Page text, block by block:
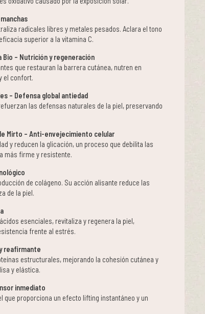
radicales libres y metales pesados. Aclara el tono
superior a la vitamina C.
Bio – Nutrición y regeneración
que restauran la barrera cutánea, nutren en
el confort.
– Defensa global antiedad
las defensas naturales de la piel, preservando
Mirto – Anti-envejecimiento celular
y reducen la glicación, un proceso que debilita las
más firme y resistente.
de colágeno. Su acción alisante reduce las
de la piel.
esenciales, revitaliza y regenera la piel,
frente al estrés.
reafirmante
estructurales, mejorando la cohesión cutánea y
y elástica.
inmediato
que proporciona un efecto lifting instantáneo y un